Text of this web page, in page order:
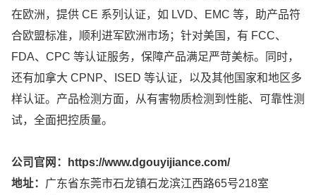
在欧洲，提供 CE 系列认证，如 LVD、EMC 等，助产品符
合欧盟标准，顺利进军欧洲市场；针对美国，有 FCC、
FDA、CPC 等认证服务，保障产品满足严苛美标。同时，
还有加拿大 CPNP、ISED 等认证，以及其他国家和地区多
样认证。产品检测方面，从有害物质检测到性能、可靠性测
试，全面把控质量。
公司官网：
https://www.dgouyijiance.com/
地址： 广东省东莞市石龙镇石龙滨江西路65号218室